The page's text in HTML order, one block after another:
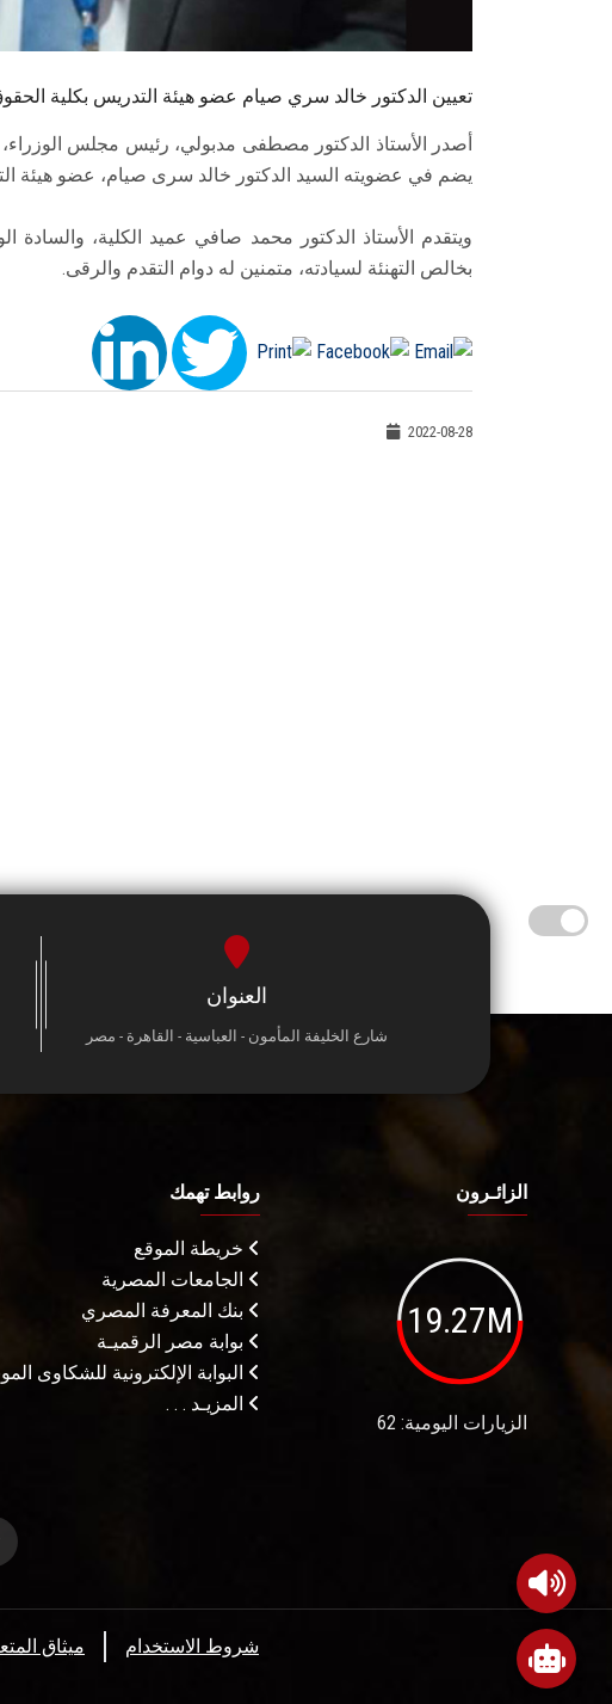
تعيين الدكتور خالد سري صيام عضو هيئة التدريس بكلية
أصدر الأستاذ الدكتور مصطفى مدبولي، رئيس مجلس الوزراء،
يضم في عضويته السيد الدكتور خالد سرى صيام، عضو هيئة
ويتقدم الأستاذ الدكتور محمد صافي عميد الكلية، والسادة
بخالص التهنئة لسيادته، متمنين له دوام التقدم والرقى.
2022-08-28
العنوان
شارع الخليفة المأمون - العباسية - القاهرة - مصر
الزائـرون
19.27M
الزيارات اليومية: 62
روابط تهمك
خريطة الموقع
الجامعات المصرية
بنك المعرفة المصري
بوابة مصر الرقميـة
البوابة الإلكترونية للشكاوى
المزيـد . . .
ميثاق شروط الاستخدام